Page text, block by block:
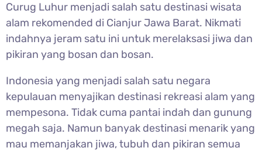
Curug Luhur menjadi salah satu destinasi wisata
alam rekomended di Cianjur Jawa Barat. Nikmati
indahnya jeram satu ini untuk merelaksasi jiwa dan
pikiran yang bosan dan bosan.
Indonesia yang menjadi salah satu negara
kepulauan menyajikan destinasi rekreasi alam yang
mempesona. Tidak cuma pantai indah dan gunung
megah saja. Namun banyak destinasi menarik yang
mau memanjakan jiwa, tubuh dan pikiran semua